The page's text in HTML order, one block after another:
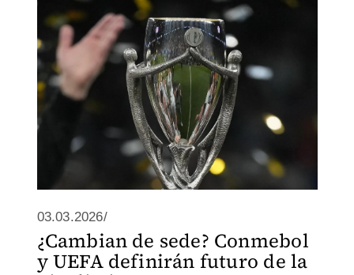
03.03.2026/
¿Cambian de sede? Conmebol
y UEFA definirán futuro de la